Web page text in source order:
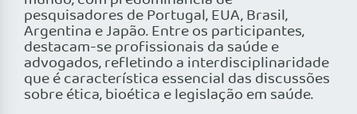
pesquisadores de Portugal, EUA, Brasil,
Argentina e Japão. Entre os participantes,
destacam-se profissionais da saúde e
advogados, refletindo a interdisciplinaridade
que é característica essencial das discussões
sobre ética, bioética e legislação em saúde.